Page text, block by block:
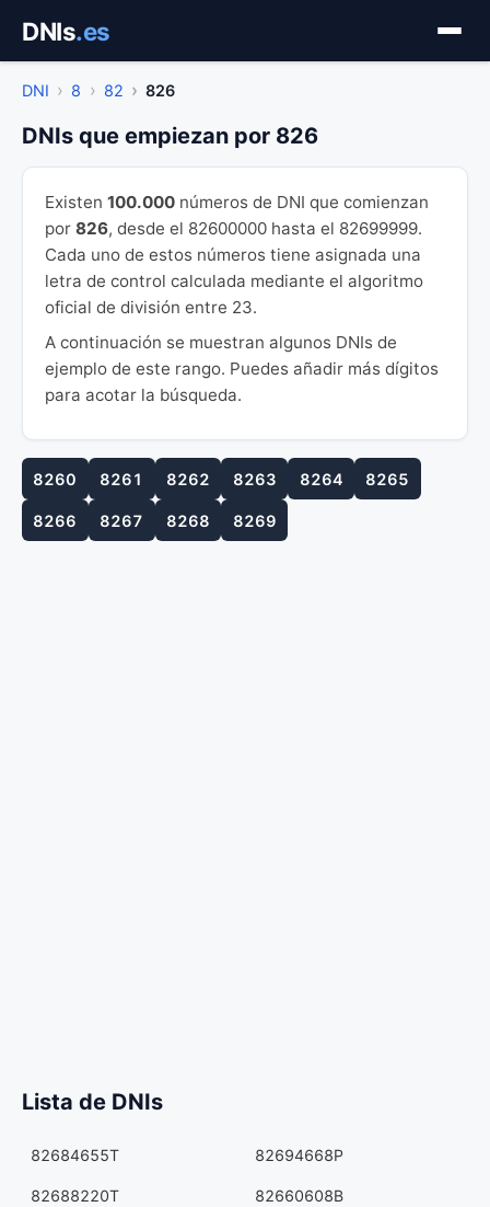
contenido
DNIs.es
DNI 8 82 826
DNIs que empiezan por 826
Existen 100.000 números de DNI que comienzan
por 826, desde el 82600000 hasta el 82699999.
Cada uno de estos números tiene asignada una
letra de control calculada mediante el algoritmo
oficial de división entre 23.
A continuación se muestran algunos DNIs de
ejemplo de este rango. Puedes añadir más dígitos
para acotar la búsqueda.
8260 8261 8262 8263 8264 8265
8266 8267 8268 8269
Lista de DNIs
82684655T 82694668P
82688220T 82660608B